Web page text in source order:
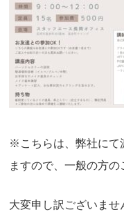
※こちらは、弊社にて
ますので、一般の方の
大変申し訳ございませ